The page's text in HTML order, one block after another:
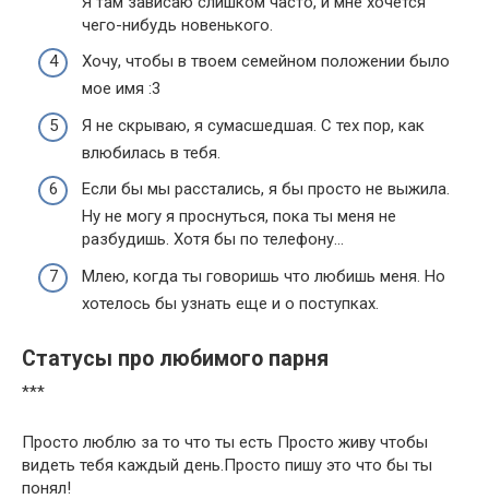
чего-нибудь новенького.
Хочу, чтобы в твоем семейном положении было
мое имя :3
Я не скрываю, я сумасшедшая. С тех пор, как
влюбилась в тебя.
Если бы мы расстались, я бы просто не выжила.
Ну не могу я проснуться, пока ты меня не
разбудишь. Хотя бы по телефону…
Млею, когда ты говоришь что любишь меня. Но
хотелось бы узнать еще и о поступках.
Статусы про любимого парня
***
Просто люблю за то что ты есть Просто живу чтобы
видеть тебя каждый день.Просто пишу это что бы ты
понял!